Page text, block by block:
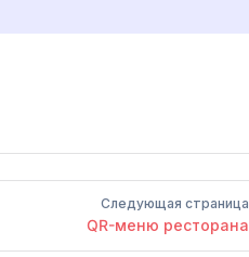
Следующая страница
QR-меню ресторана